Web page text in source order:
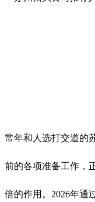
常年和人选打交道的
前的各项准备工作，
倍的作用。2026年通